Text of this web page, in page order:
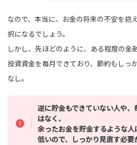
なので、本当に、お金の将来の不安を抱
択になるでしょう。
しかし、先ほどのように、ある程度の金
投資資金を毎月できており、節約もしっ
なし。
逆に貯金もできていない人や
はなく、
余ったお金を貯金するような
低いので、しっかり見直す必要